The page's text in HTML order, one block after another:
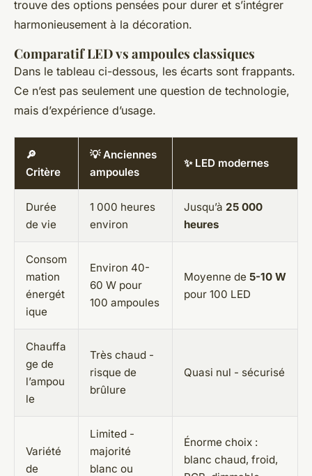
trouve des options pensées pour durer et s’intégrer
harmonieusement à la décoration.
Comparatif LED vs ampoules classiques
Dans le tableau ci-dessous, les écarts sont frappants.
Ce n’est pas seulement une question de technologie,
mais d’expérience d’usage.
🔎
Critère
💡 Anciennes
ampoules
✨ LED modernes
Durée
de vie
1 000 heures
environ
Jusqu’à 25 000
heures
Consom
mation
énergét
ique
Environ 40-
60 W pour
100 ampoules
Moyenne de 5-10 W
pour 100 LED
Chauffa
ge de
l’ampou
le
Très chaud -
risque de
brûlure
Quasi nul - sécurisé
Variété
de
Limited -
majorité
blanc ou
Énorme choix :
blanc chaud, froid,